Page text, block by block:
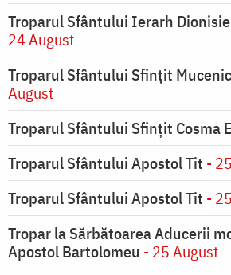
Troparul Sfântului Ierarh
24 August
Troparul Sfântului Sfinţit
August
Troparul Sfântului Sfinţit Cosma
Troparul Sfântului Apostol Tit -
Troparul Sfântului Apostol Tit -
Tropar la Sărbătoarea Aducerii
Apostol Bartolomeu - 25 August